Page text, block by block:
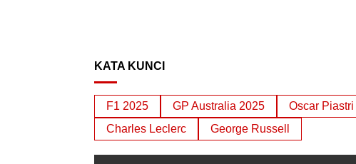
KATA KUNCI
F1 2025 GP Australia 2025 Oscar Piastri
Charles Leclerc
George Russell